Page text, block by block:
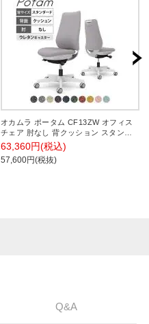
オカムラ ポータム CF13ZW オフィス
チェア 肘なし 背クッション スタンダ
ード ホワイトボディ ウレタンキャスタ
ー インターロック
63,360円(税込)
57,600円(税抜)
Q&A